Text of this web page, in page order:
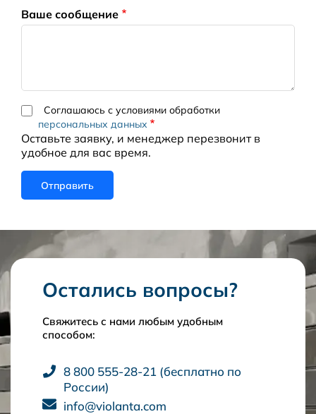
Ваше сообщение
Соглашаюсь с условиями обработки
персональных данных
Оставьте заявку, и менеджер перезвонит в
удобное для вас время.
Остались вопросы?
Свяжитесь с нами любым удобным
способом:
8 800 555-28-21 (бесплатно по
России)
info@violanta.com